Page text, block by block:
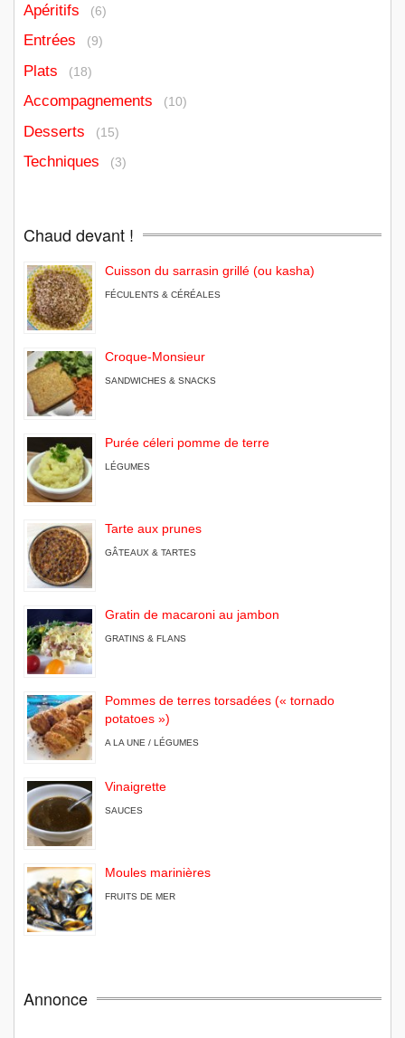
Apéritifs (6)
Entrées (9)
Plats (18)
Accompagnements (10)
Desserts (15)
Techniques (3)
Chaud devant !
Cuisson du sarrasin grillé (ou kasha)
FÉCULENTS & CÉRÉALES
Croque-Monsieur
SANDWICHES & SNACKS
Purée céleri pomme de terre
LÉGUMES
Tarte aux prunes
GÂTEAUX & TARTES
Gratin de macaroni au jambon
GRATINS & FLANS
Pommes de terres torsadées (« tornado
potatoes »)
A LA UNE / LÉGUMES
Vinaigrette
SAUCES
Moules marinières
FRUITS DE MER
Annonce